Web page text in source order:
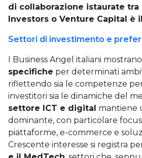
di collaborazione istaurate tra
Investors o Venture Capital è
Settori di investimento e
I Business Angel italiani mostrano
specifiche per determinati
riflettendo sia le competenze
investitori sia le dinamiche del
settore ICT e digital mantiene
dominante, con particolare
piattaforme, e-commerce e
Crescente interesse si registra